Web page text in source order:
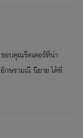
บคุณรีดเดอร์ที่น่า
กษรามณี นิยาย ได้ที่